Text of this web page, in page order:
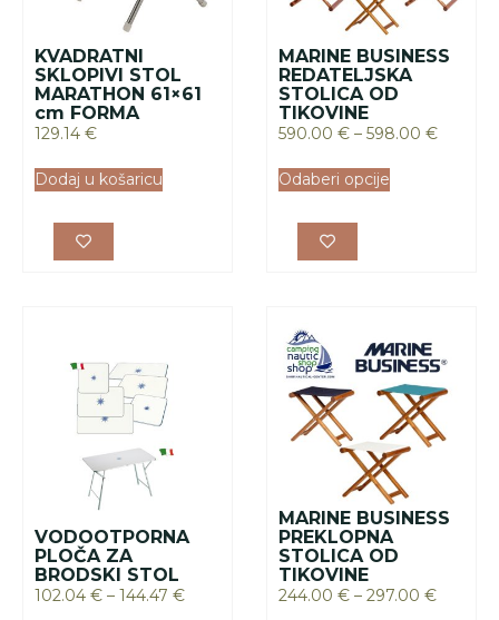
KVADRATNI
SKLOPIVI STOL
MARATHON 61×61
cm FORMA
129.14 €
Dodaj u košaricu
MARINE BUSINESS
REDATELJSKA
STOLICA OD
TIKOVINE
590.00 € – 598.00 €
Odaberi opcije
VODOOTPORNA
PLOČA ZA
BRODSKI STOL
102.04 € – 144.47 €
MARINE BUSINESS
PREKLOPNA
STOLICA OD
TIKOVINE
244.00 € – 297.00 €